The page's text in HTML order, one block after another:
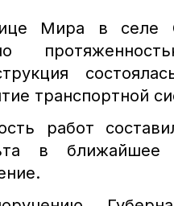
Мира в селе
транспортной
работ
в